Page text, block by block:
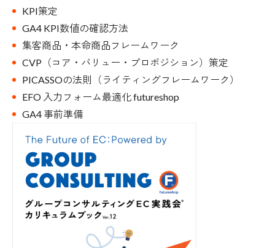
KPI策定
GA4 KPI数値の確認方法
集客商品・本命商品フレームワーク
CVP（コア・バリュー・プロポジション）策定
PICASSOの法則（ライティングフレームワーク）
EFO 入力フォーム最適化 futureshop
GA4 事前準備